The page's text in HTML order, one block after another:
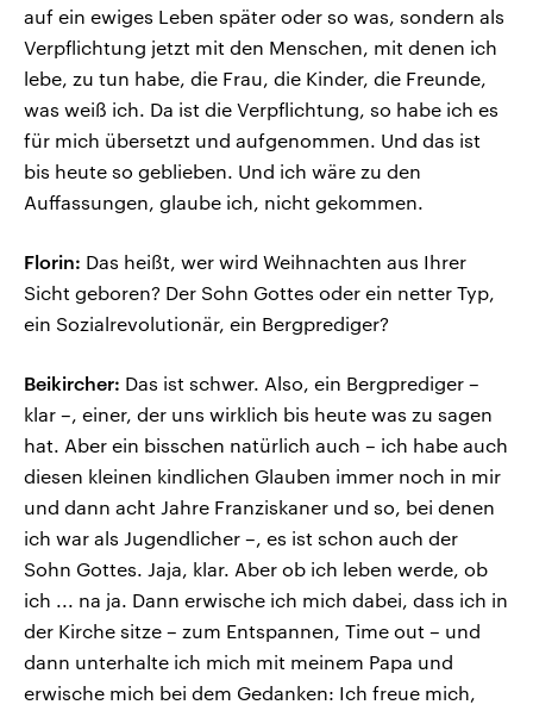
auf ein ewiges Leben später oder so was, sondern als
Verpflichtung jetzt mit den Menschen, mit denen ich
lebe, zu tun habe, die Frau, die Kinder, die Freunde,
was weiß ich. Da ist die Verpflichtung, so habe ich es
für mich übersetzt und aufgenommen. Und das ist
bis heute so geblieben. Und ich wäre zu den
Auffassungen, glaube ich, nicht gekommen.
Florin: Das heißt, wer wird Weihnachten aus Ihrer
Sicht geboren? Der Sohn Gottes oder ein netter Typ,
ein Sozialrevolutionär, ein Bergprediger?
Beikircher: Das ist schwer. Also, ein Bergprediger –
klar –, einer, der uns wirklich bis heute was zu sagen
hat. Aber ein bisschen natürlich auch – ich habe auch
diesen kleinen kindlichen Glauben immer noch in mir
und dann acht Jahre Franziskaner und so, bei denen
ich war als Jugendlicher –, es ist schon auch der
Sohn Gottes. Jaja, klar. Aber ob ich leben werde, ob
ich ... na ja. Dann erwische ich mich dabei, dass ich in
der Kirche sitze – zum Entspannen, Time out – und
dann unterhalte ich mich mit meinem Papa und
erwische mich bei dem Gedanken: Ich freue mich,